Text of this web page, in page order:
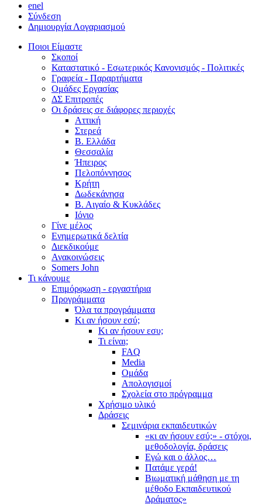
enel
Σύνδεση
Δημιουργία Λογαριασμού
Ποιοι Είμαστε
Σκοποί
Καταστατικό - Εσωτερικός Κανονισμός - Πολιτικές
Γραφεία - Παραρτήματα
Ομάδες Εργασίας
ΔΣ Επιτροπές
Οι δράσεις σε διάφορες περιοχές
Αττική
Στερεά
Β. Ελλάδα
Θεσσαλία
Ήπειρος
Πελοπόννησος
Κρήτη
Δωδεκάνησα
Β. Αιγαίο & Κυκλάδες
Ιόνιο
Γίνε μέλος
Ενημερωτικά δελτία
Διεκδικούμε
Ανακοινώσεις
Somers John
Τι κάνουμε
Επιμόρφωση - εργαστήρια
Προγράμματα
Όλα τα προγράμματα
Κι αν ήσουν εσύ;
Κι αν ήσουν εσυ;
Τι είναι;
FAQ
Media
Ομάδα
Απολογισμοί
Σχολεία στο πρόγραμμα
Χρήσιμο υλικό
Δράσεις
Σεμινάρια εκπαιδευτικών
«κι αν ήσουν εσύ;» - στόχοι,
μεθοδολογία, δράσεις
Εγώ και ο άλλος…
Πατάμε γερά!
Βιωματική μάθηση με τη
μέθοδο Εκπαιδευτικού
Δράματος»